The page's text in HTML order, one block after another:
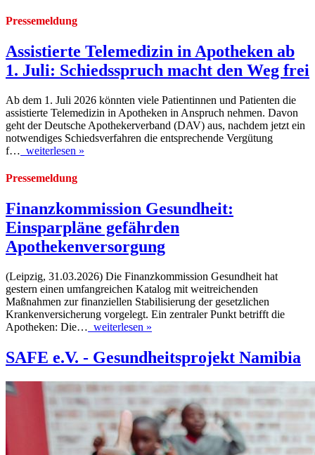
Pressemeldung
Assistierte Telemedizin in Apotheken ab
1. Juli: Schiedsspruch macht den Weg frei
Ab dem 1. Juli 2026 könnten viele Patientinnen und Patienten die
assistierte Telemedizin in Apotheken in Anspruch nehmen. Davon
geht der Deutsche Apothekerverband (DAV) aus, nachdem jetzt ein
notwendiges Schiedsverfahren die entsprechende Vergütung
f… weiterlesen »
Pressemeldung
Finanzkommission Gesundheit:
Einsparpläne gefährden
Apothekenversorgung
(Leipzig, 31.03.2026) Die Finanzkommission Gesundheit hat
gestern einen umfangreichen Katalog mit weitreichenden
Maßnahmen zur finanziellen Stabilisierung der gesetzlichen
Krankenversicherung vorgelegt. Ein zentraler Punkt betrifft die
Apotheken: Die… weiterlesen »
SAFE e.V. - Gesundheitsprojekt Namibia